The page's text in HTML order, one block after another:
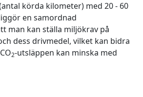
körda kilometer) med 20 - 60
en samordnad
man kan ställa miljökrav på
dess drivmedel, vilket kan bidra
2-utsläppen kan minska med